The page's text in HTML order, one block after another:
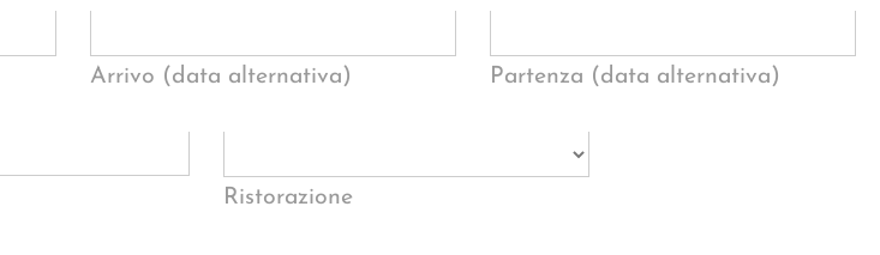
Arrivo (data alternativa) Partenza (data alternativa)
Ristorazione